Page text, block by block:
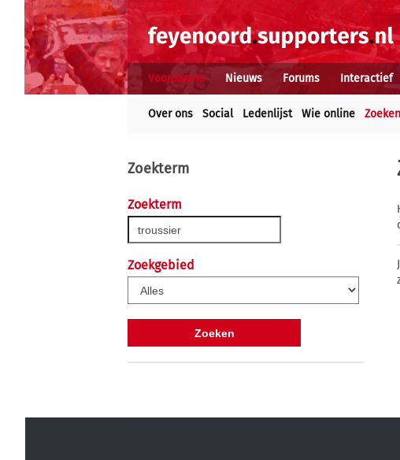
Voorpagina Nieuws Forums Interactief
Over ons Social Ledenlijst Wie online Zoeken
Zoekterm
Zoekterm
Zoekgebied